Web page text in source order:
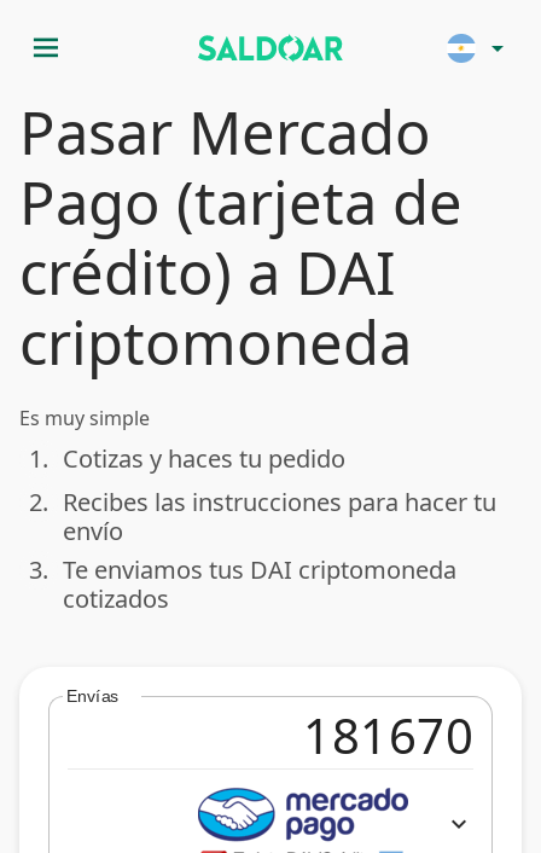
menu arrow_drop_down
Pasar Mercado
Pago (tarjeta de
crédito) a DAI
criptomoneda
Es muy simple
done
1. Cotizas y haces tu pedido
done
2. Recibes las instrucciones para hacer tu
envío
done
3. Te enviamos tus DAI criptomoneda
cotizados
Envías
expand_more